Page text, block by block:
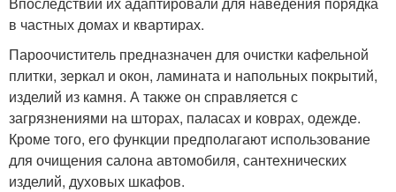
в частных домах и квартирах.
Пароочиститель предназначен для очистки кафельной
плитки, зеркал и окон, ламината и напольных покрытий,
изделий из камня. А также он справляется с
загрязнениями на шторах, паласах и коврах, одежде.
Кроме того, его функции предполагают использование
для очищения салона автомобиля, сантехнических
изделий, духовых шкафов.